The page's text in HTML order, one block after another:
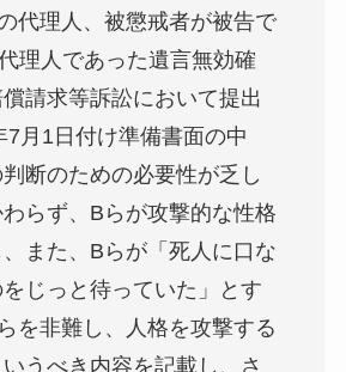
代理人、被懲戒者が被告で
理人であった遺言無効確
請求等訴訟において提出
7月1日付け準備書面の中
断のための必要性が乏し
らず、Bらが攻撃的な性格
また、Bらが「死人に口な
をじっと待っていた」とす
を非難し、人格を攻撃する
うべき内容を記載し、さ